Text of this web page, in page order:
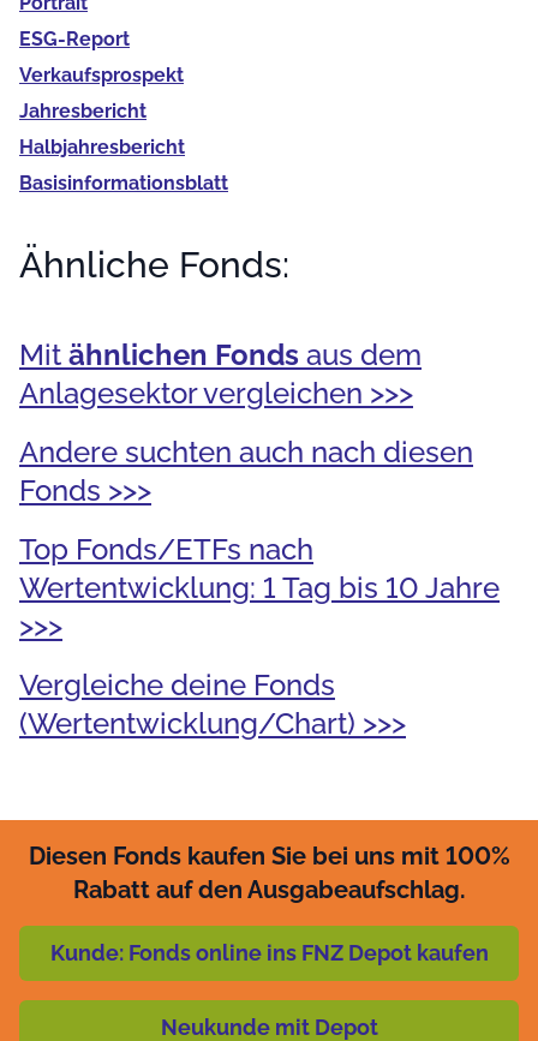
ESG-Report
Verkaufs­prospekt
Jahres­bericht
Halb­jahres­bericht
Basis­informationsblatt
Ähnliche Fonds:
Mit ähnlichen Fonds aus dem
Anlagesektor vergleichen >>>
Andere suchten auch nach diesen
Fonds >>>
Top Fonds/ETFs nach
Wertentwicklung: 1 Tag bis 10 Jahre
>>>
Vergleiche deine Fonds
(Wertentwicklung/Chart) >>>
Diesen Fonds kaufen Sie bei uns mit 100%
Rabatt auf den Ausgabeaufschlag.
Kunde: Fonds online ins FNZ Depot kaufen
Neukunde mit Depot